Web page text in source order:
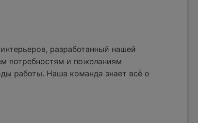
разработанный нашей
потребностям и пожеланиям
работы. Наша команда знает всё о